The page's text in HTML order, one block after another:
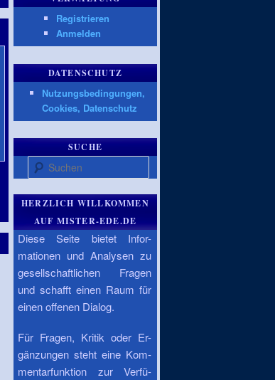
Registrieren
Anmelden
DATENSCHUTZ
Nutzungsbedingungen,
Cookies, Datenschutz
SUCHE
Suchen
HERZLICH WILLKOMMEN
AUF MISTER-EDE.DE
Diese Seite bietet Infor-
mationen und Analysen zu
gesellschaftlichen Fragen
und schafft einen Raum für
einen offenen Dialog.
Für Fragen, Kritik oder Er-
gänzungen steht eine Kom-
mentarfunktion zur Verfü-